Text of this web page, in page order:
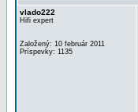
vlado222
Hifi expert
Založený: 10 február 2011
Príspevky: 1135